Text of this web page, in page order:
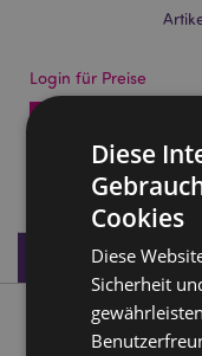
Login für Preise
5296 auf Lager
Produktdaten
Diese
Cookies
Diese
Sicherheit